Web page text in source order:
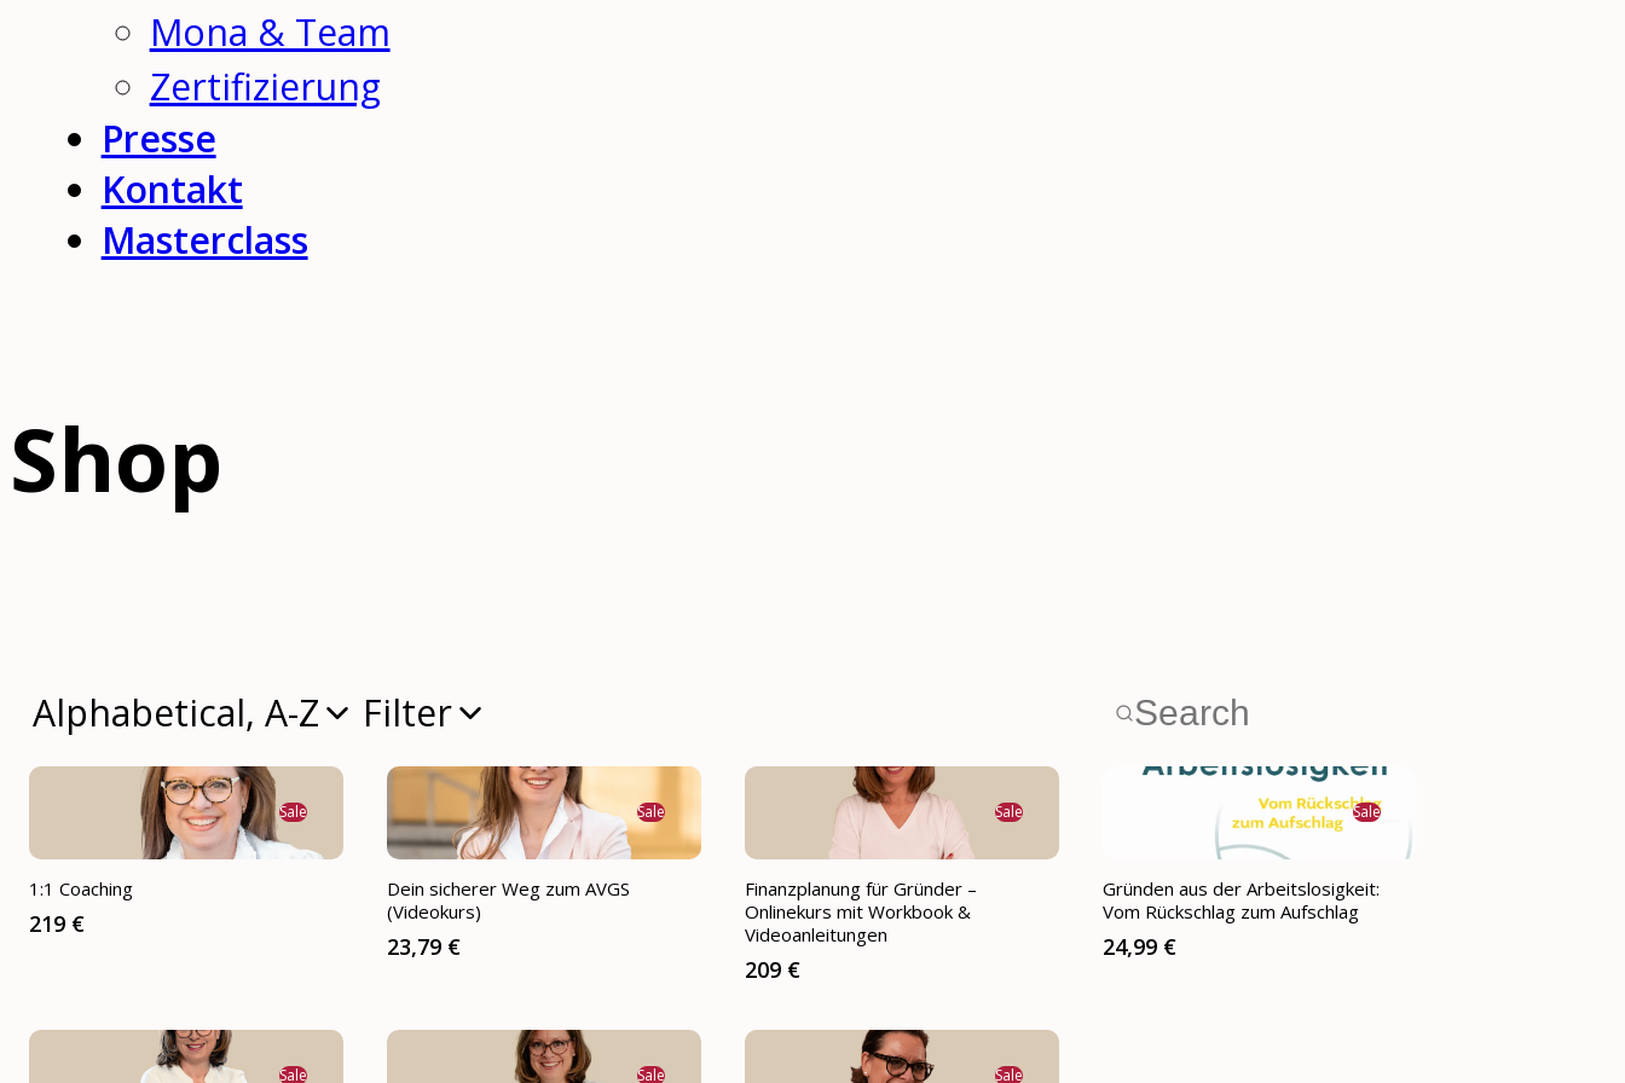
Mona & Team
Zertifizierung
Presse
Kontakt
Masterclass
Shop
Alphabetical, A-Z Filter
Sale
1:1 Coaching
219 €
Sale
Dein sicherer Weg zum AVGS
(Videokurs)
23,79 €
Sale
Finanzplanung für Gründer –
Onlinekurs mit Workbook &
Videoanleitungen
209 €
Sale
Gründen aus der Arbeitslosigkeit:
Vom Rückschlag zum Aufschlag
24,99 €
Sale Sale Sale